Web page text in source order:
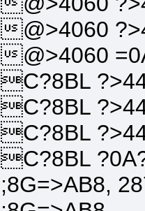
@>4060
@>4060
C?8BL
C?8BL
C?8BL
C?8BL
;8G=>AB8,